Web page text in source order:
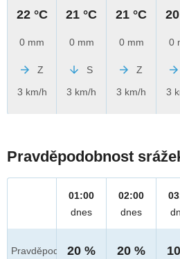
22 °C
0 mm
Z
3 km/h
21 °C
0 mm
S
3 km/h
21 °C
0 mm
Z
3 km/h
0
3
Pravděpodobnost
Pravděpod.
01:00
dnes
20 %
02:00
dnes
20 %